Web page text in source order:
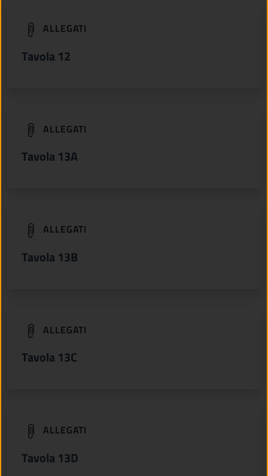
ALLEGATI
Tavola 12
(apre in un'altra scheda).
ALLEGATI
Tavola 13A
(apre in un'altra scheda).
ALLEGATI
Tavola 13B
(apre in un'altra scheda).
ALLEGATI
Tavola 13C
(apre in un'altra scheda).
ALLEGATI
Tavola 13D
(apre in un'altra scheda).